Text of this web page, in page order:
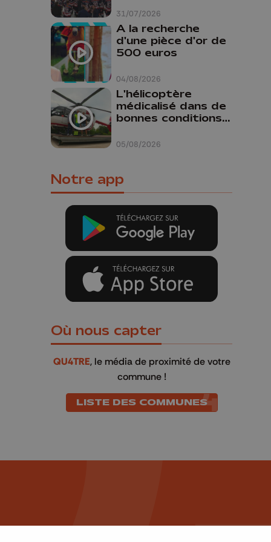
31/07/2026
04/08/2026
A la recherche
d'une pièce d'or de
500 euros
05/08/2026
L'hélicoptère
médicalisé dans de
bonnes conditions à
Notre app
Où nous capter
QU4TRE, le média de proximité de votre
commune !
LISTE DES COMMUNES